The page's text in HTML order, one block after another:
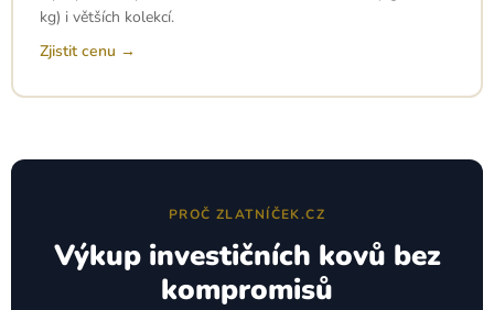
kg) i větších kolekcí.
Zjistit cenu →
PROČ ZLATNÍČEK.CZ
Výkup investičních kovů bez
kompromisů